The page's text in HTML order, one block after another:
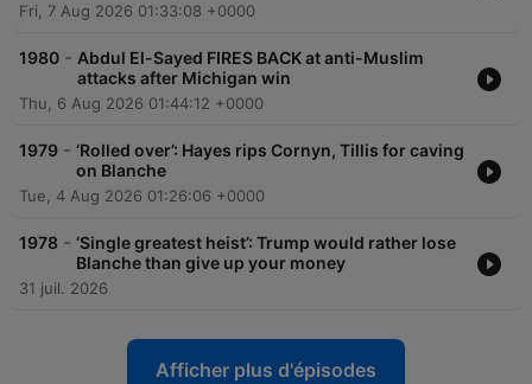
Fri, 7 Aug 2026 01:33:08 +0000
1980 - Abdul El-Sayed FIRES BACK at anti-Muslim
attacks after Michigan win
Thu, 6 Aug 2026 01:44:12 +0000
1979 - ‘Rolled over’: Hayes rips Cornyn, Tillis for caving
on Blanche
Tue, 4 Aug 2026 01:26:06 +0000
1978 - ‘Single greatest heist’: Trump would rather lose
Blanche than give up your money
31 juil. 2026
Afficher plus d'épisodes